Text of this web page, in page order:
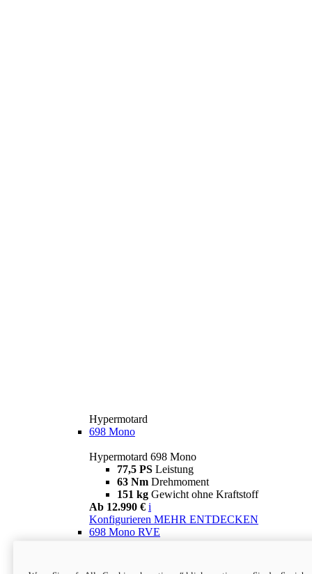
Hypermotard
698 Mono
Hypermotard 698 Mono
77,5 PS Leistung
63 Nm Drehmoment
151 kg Gewicht ohne Kraftstoff
Ab 12.990 € i
Konfigurieren MEHR ENTDECKEN
698 Mono RVE
77,5 PS
Leistung